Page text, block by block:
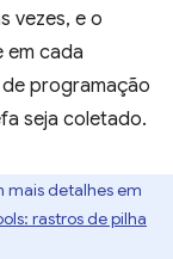
vezes, e o
em cada
programação
seja coletado.
mais detalhes em
rastros de pilha